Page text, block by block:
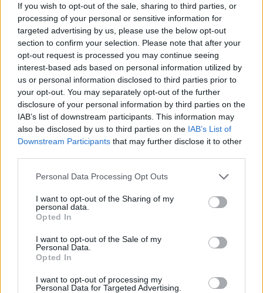
If you wish to opt-out of the sale, sharing to third parties, or
processing of your personal or sensitive information for
targeted advertising by us, please use the below opt-out
section to confirm your selection. Please note that after your
opt-out request is processed you may continue seeing
interest-based ads based on personal information utilized by
us or personal information disclosed to third parties prior to
your opt-out. You may separately opt-out of the further
disclosure of your personal information by third parties on the
IAB’s list of downstream participants. This information may
also be disclosed by us to third parties on the IAB’s List of
Downstream Participants that may further disclose it to other
Personal Data Processing Opt Outs
I want to opt-out of the Sharing of my
personal data.
Opted In
I want to opt-out of the Sale of my
Personal Data.
Opted In
I want to opt-out of processing my
Personal Data for Targeted Advertising.
kórházban kezeltek, elhunyt azt követően, hogy
ismét bekerült valamelyik egészségügyi
intézménybe.
A kutatók két nagy csoportot hoztak létre a tanulmány
elkészítéséhez. Az egyik csoportba 47 780 olyan beteg
tartozott, akit 2020. január 1. és 2020. augusztus 31.
között koronavírus-fertőzéssel kórházban kezeltek. A
kontrollcsoportban pedig olyan betegek kerültek, akik nem
voltak fertőzöttek. A koronavírusos csoportba tartozó 47
A keresett cikk a portfolio.hu hírarchívumához
tartozik, melynek olvasása előfizetéses
regisztrációhoz kötött.
Az előfizetés a következőket tartalmazza:
Portfolio.hu teljes cikkarchívum
Kötéslisták: BÉT elmúlt 2 év napon belüli